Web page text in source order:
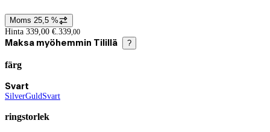
Prisinformation
Moms 25,5 %
Hinta 339,00 €. 339,00
Maksa myöhemmin Tilillä ?
färg
Nuvarande val Svart
Svart
Silver(färg)
Guld(färg)
Svart
ringstorlek